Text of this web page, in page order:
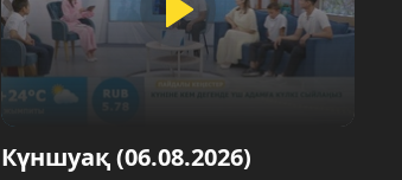
Күншуақ (06.08.2026)